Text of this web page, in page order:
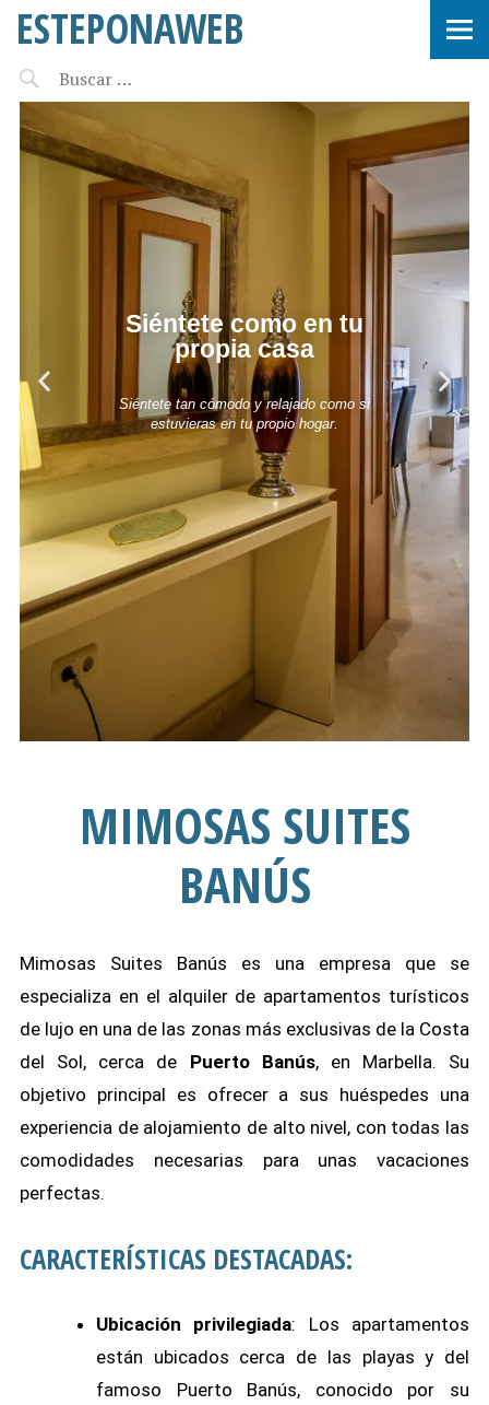
ESTEPONAWEB
Siéntete como en tu
propia casa
Siéntete tan cómodo y relajado como si
estuvieras en tu propio hogar.
MIMOSAS SUITES
BANÚS
Mimosas Suites Banús es una empresa que se
especializa en el alquiler de apartamentos turísticos
de lujo en una de las zonas más exclusivas de la Costa
del Sol, cerca de Puerto Banús, en Marbella. Su
objetivo principal es ofrecer a sus huéspedes una
experiencia de alojamiento de alto nivel, con todas las
comodidades necesarias para unas vacaciones
perfectas.
CARACTERÍSTICAS DESTACADAS:
Ubicación privilegiada: Los apartamentos
están ubicados cerca de las playas y del
famoso Puerto Banús, conocido por su